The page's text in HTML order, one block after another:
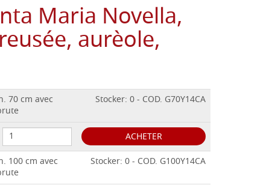
Maria Novella,
aurèole,
70 cm avec
Stocker: 0 - COD. G70Y14CA
ACHETER
100 cm avec
Stocker: 0 - COD. G100Y14CA